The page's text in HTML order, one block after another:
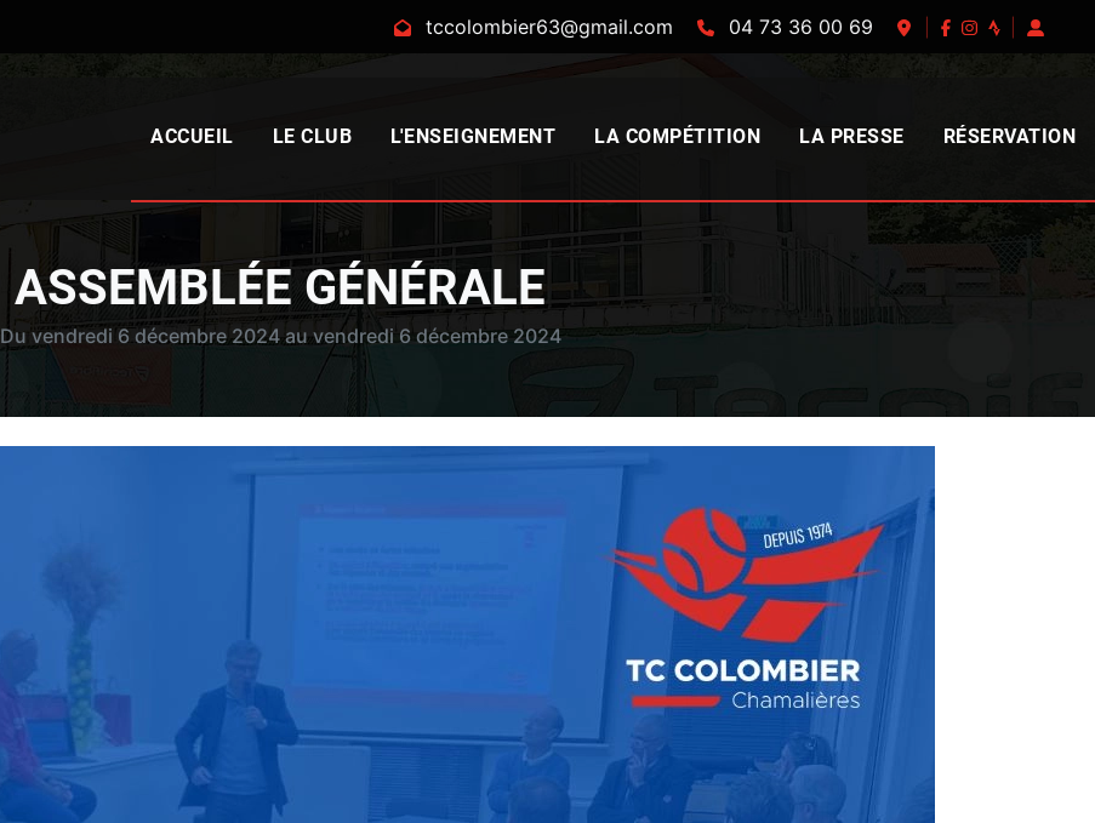
tccolombier63@gmail.com 04 73 36 00 69
ACCUEIL LE CLUB L'ENSEIGNEMENT LA COMPÉTITION LA PRESSE RÉSERVATION
ASSEMBLÉE GÉNÉRALE
Du vendredi 6 décembre 2024 au vendredi 6 décembre 2024